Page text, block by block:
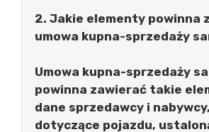
2. Jakie elementy powinna
umowa kupna-sprzedaży
Umowa kupna-sprzedaży
powinna zawierać takie
dane sprzedawcy i
dotyczące pojazdu,